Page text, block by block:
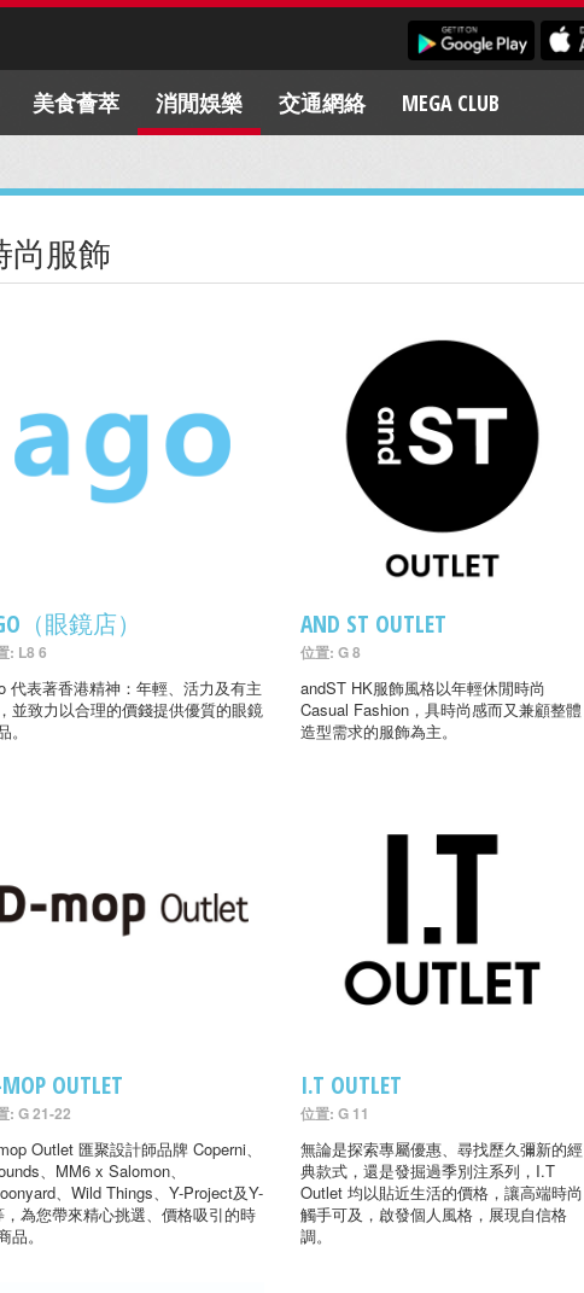
美食薈萃 消閒娛樂 交通網絡 MEGA CLUB
尚服飾
（眼鏡店）
: L8 6
代表著香港精神：年輕、活力及有主
並致力以合理的價錢提供優質的眼鏡
。
AND ST OUTLET
位置: G 8
andST HK服飾風格以年輕休閒時尚
Casual Fashion，具時尚感而又兼顧整體
造型需求的服飾為主。
OUTLET
: G 21-22
Outlet 匯聚設計師品牌 Coperni、
、MM6 x Salomon、
、Wild Things、Y-Project及Y-
，為您帶來精心挑選、價格吸引的時
品。
I.T OUTLET
位置: G 11
無論是探索專屬優惠、尋找歷久彌新的經
典款式，還是發掘過季別注系列，I.T
Outlet 均以貼近生活的價格，讓高端時尚
觸手可及，啟發個人風格，展現自信格
調。